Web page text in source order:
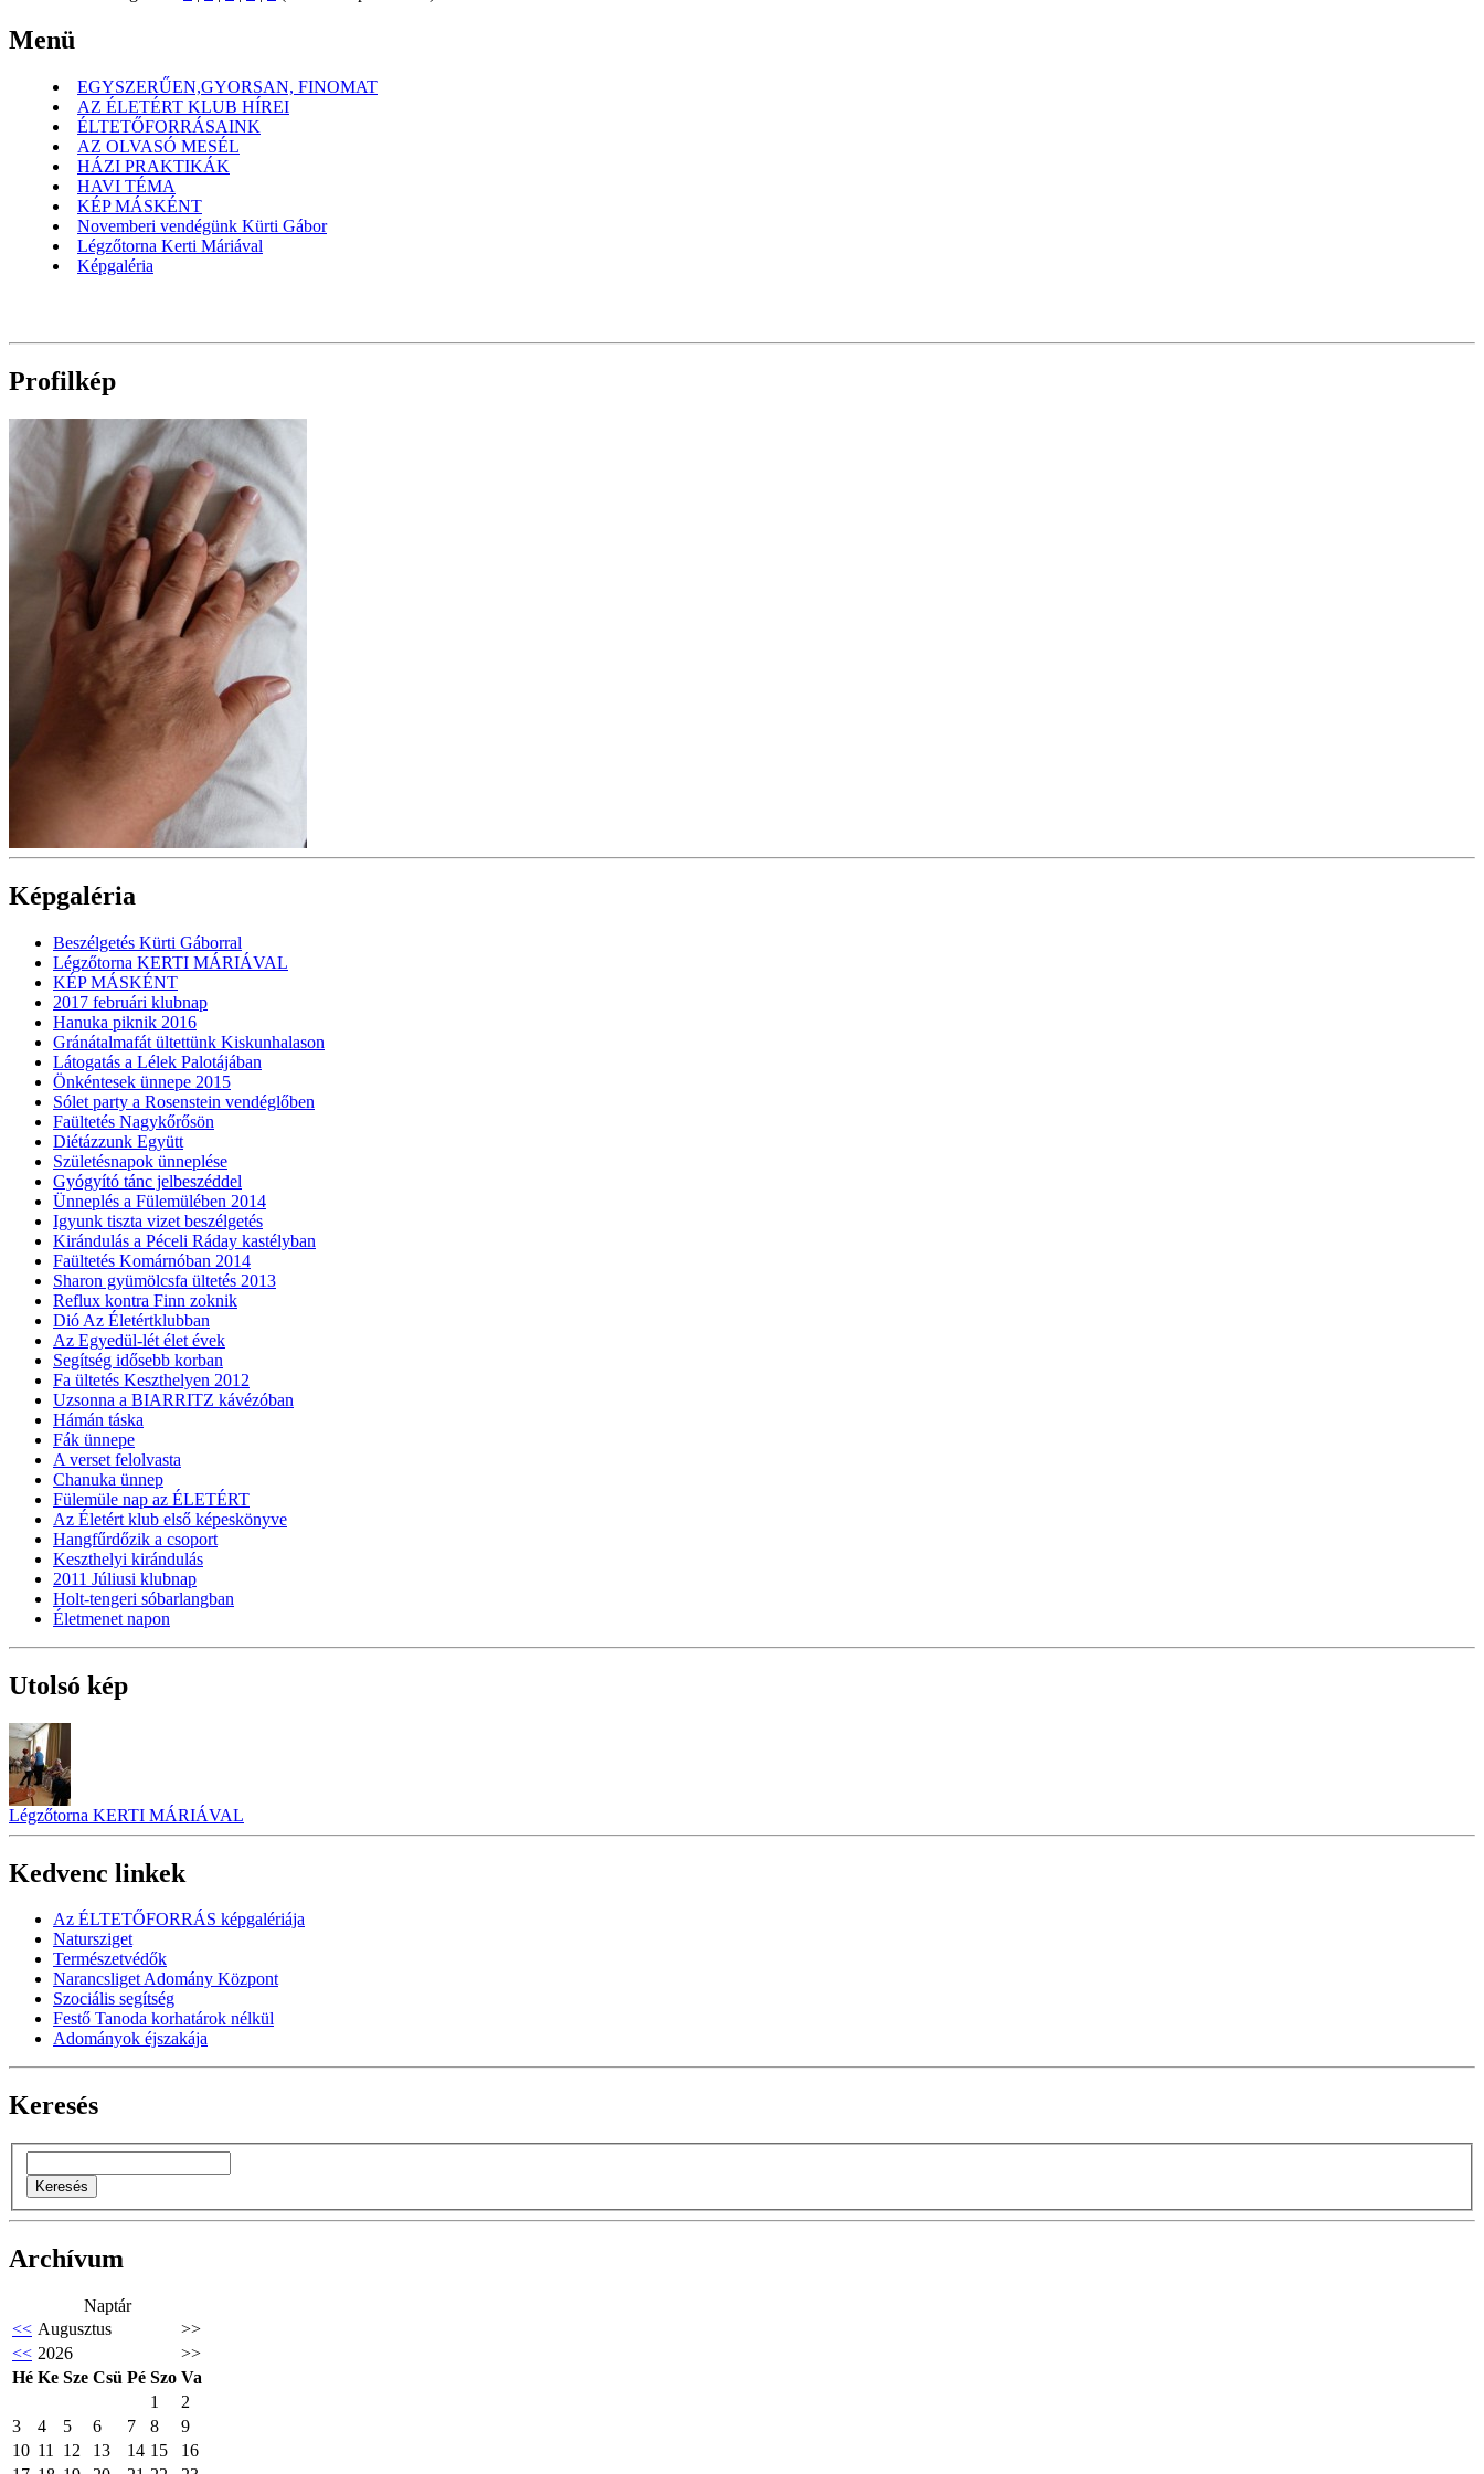
Menü
EGYSZERŰEN,GYORSAN, FINOMAT
AZ ÉLETÉRT KLUB HÍREI
ÉLTETŐFORRÁSAINK
AZ OLVASÓ MESÉL
HÁZI PRAKTIKÁK
HAVI TÉMA
KÉP MÁSKÉNT
Novemberi vendégünk Kürti Gábor
Légzőtorna Kerti Máriával
Képgaléria
Profilkép
Képgaléria
Beszélgetés Kürti Gáborral
Légzőtorna KERTI MÁRIÁVAL
KÉP MÁSKÉNT
2017 februári klubnap
Hanuka piknik 2016
Gránátalmafát ültettünk Kiskunhalason
Látogatás a Lélek Palotájában
Önkéntesek ünnepe 2015
Sólet party a Rosenstein vendéglőben
Faültetés Nagykőrősön
Diétázzunk Együtt
Születésnapok ünneplése
Gyógyító tánc jelbeszéddel
Ünneplés a Fülemülében 2014
Igyunk tiszta vizet beszélgetés
Kirándulás a Péceli Ráday kastélyban
Faültetés Komárnóban 2014
Sharon gyümölcsfa ültetés 2013
Reflux kontra Finn zoknik
Dió Az Életértklubban
Az Egyedül-lét élet évek
Segítség idősebb korban
Fa ültetés Keszthelyen 2012
Uzsonna a BIARRITZ kávézóban
Hámán táska
Fák ünnepe
A verset felolvasta
Chanuka ünnep
Fülemüle nap az ÉLETÉRT
Az Életért klub első képeskönyve
Hangfűrdőzik a csoport
Keszthelyi kirándulás
2011 Júliusi klubnap
Holt-tengeri sóbarlangban
Életmenet napon
Utolsó kép
Légzőtorna KERTI MÁRIÁVAL
Kedvenc linkek
Az ÉLTETŐFORRÁS képgalériája
Natursziget
Természetvédők
Narancsliget Adomány Központ
Szociális segítség
Festő Tanoda korhatárok nélkül
Adományok éjszakája
Keresés
Archívum
Naptár
<< Augusztus
>>
<< 2026
>>
Hé Ke Sze Csü Pé Szo Va
1
2
3
4 5 6 7 8
9
10 11 12 13 14 15
16